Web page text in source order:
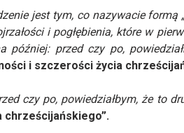
jest tym, co nazywacie
i pogłębienia, które w
później: przed czy po,
i szczerości życia
czy po, powiedziałbym, że to
chrześcijańskiego”.